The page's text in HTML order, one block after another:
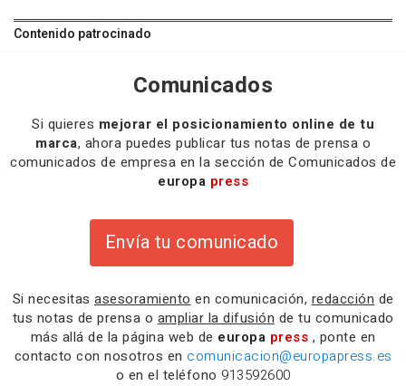
Contenido patrocinado
Comunicados
Si quieres mejorar el posicionamiento online de tu
marca, ahora puedes publicar tus notas de prensa o
comunicados de empresa en la sección de Comunicados de
europa press
Envía tu comunicado
Si necesitas asesoramiento en comunicación, redacción de
tus notas de prensa o ampliar la difusión de tu comunicado
más allá de la página web de europa press , ponte en
contacto con nosotros en comunicacion@europapress.es
o en el teléfono 913592600